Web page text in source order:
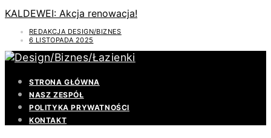
KALDEWEI: Akcja renowacja!
REDAKCJA DESIGN/BIZNES
6 LISTOPADA 2025
STRONA GŁÓWNA
NASZ ZESPÓŁ
POLITYKA PRYWATNOŚCI
KONTAKT